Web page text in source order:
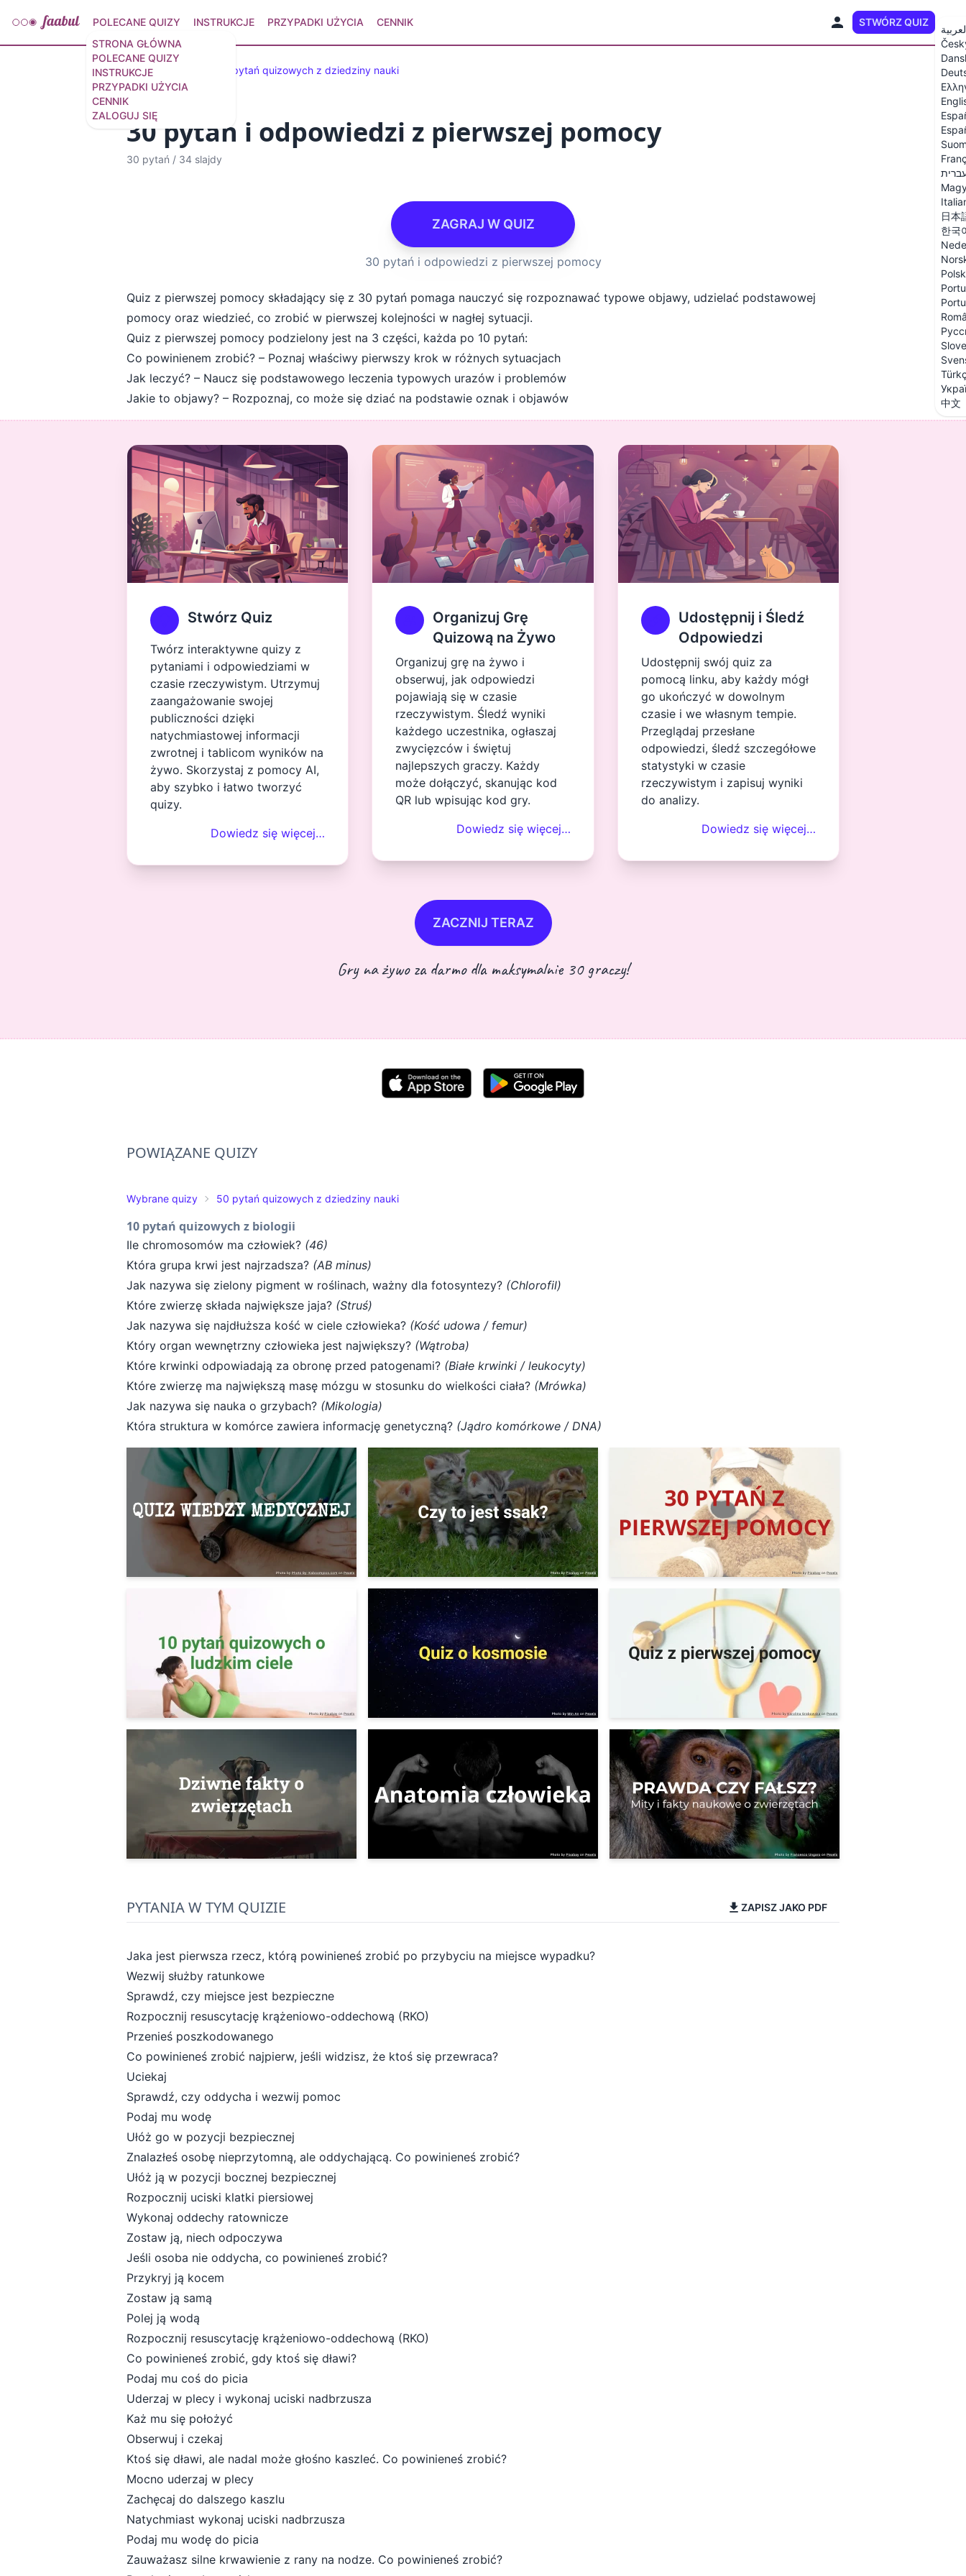
STRONA GŁÓWNA
POLECANE QUIZY
INSTRUKCJE
PRZYPADKI UŻYCIA
CENNIK
ZALOGUJ SIĘ
POLECANE QUIZY INSTRUKCJE PRZYPADKI UŻYCIA CENNIK STWÓRZ QUIZ
日本
한국
中文
Wybrane quizy 50 pytań quizowych z dziedziny nauki
30 pytań i odpowiedzi z pierwszej pomocy
30 pytań / 34 slajdy
ZAGRAJ W QUIZ
30 pytań i odpowiedzi z pierwszej pomocy
Quiz z pierwszej pomocy składający się z 30 pytań pomaga nauczyć się rozpoznawać typowe objawy, udzielać podstawowej
pomocy oraz wiedzieć, co zrobić w pierwszej kolejności w nagłej sytuacji.
Quiz z pierwszej pomocy podzielony jest na 3 części, każda po 10 pytań:
Co powinienem zrobić? – Poznaj właściwy pierwszy krok w różnych sytuacjach
Jak leczyć? – Naucz się podstawowego leczenia typowych urazów i problemów
Jakie to objawy? – Rozpoznaj, co może się dziać na podstawie oznak i objawów
Stwórz Quiz
Twórz interaktywne quizy z
pytaniami i odpowiedziami w
czasie rzeczywistym. Utrzymuj
zaangażowanie swojej
publiczności dzięki
natychmiastowej informacji
zwrotnej i tablicom wyników na
żywo. Skorzystaj z pomocy AI,
aby szybko i łatwo tworzyć
quizy.
Dowiedz się więcej…
Organizuj Grę
Quizową na Żywo
Organizuj grę na żywo i
obserwuj, jak odpowiedzi
pojawiają się w czasie
rzeczywistym. Śledź wyniki
każdego uczestnika, ogłaszaj
zwycięzców i świętuj
najlepszych graczy. Każdy
może dołączyć, skanując kod
QR lub wpisując kod gry.
Dowiedz się więcej…
Udostępnij i Śledź
Odpowiedzi
Udostępnij swój quiz za
pomocą linku, aby każdy mógł
go ukończyć w dowolnym
czasie i we własnym tempie.
Przeglądaj przesłane
odpowiedzi, śledź szczegółowe
statystyki w czasie
rzeczywistym i zapisuj wyniki
do analizy.
Dowiedz się więcej…
ZACZNIJ TERAZ
Gry na żywo za darmo dla maksymalnie 30 graczy!
POWIĄZANE QUIZY
Wybrane quizy 50 pytań quizowych z dziedziny nauki
10 pytań quizowych z biologii
Ile chromosomów ma człowiek? (46)
Która grupa krwi jest najrzadsza? (AB minus)
Jak nazywa się zielony pigment w roślinach, ważny dla fotosyntezy? (Chlorofil)
Które zwierzę składa największe jaja? (Struś)
Jak nazywa się najdłuższa kość w ciele człowieka? (Kość udowa / femur)
Który organ wewnętrzny człowieka jest największy? (Wątroba)
Które krwinki odpowiadają za obronę przed patogenami? (Białe krwinki / leukocyty)
Które zwierzę ma największą masę mózgu w stosunku do wielkości ciała? (Mrówka)
Jak nazywa się nauka o grzybach? (Mikologia)
Która struktura w komórce zawiera informację genetyczną? (Jądro komórkowe / DNA)
PYTANIA W TYM QUIZIE ZAPISZ JAKO PDF
Jaka jest pierwsza rzecz, którą powinieneś zrobić po przybyciu na miejsce wypadku?
Wezwij służby ratunkowe
Sprawdź, czy miejsce jest bezpieczne
Rozpocznij resuscytację krążeniowo-oddechową (RKO)
Przenieś poszkodowanego
Co powinieneś zrobić najpierw, jeśli widzisz, że ktoś się przewraca?
Uciekaj
Sprawdź, czy oddycha i wezwij pomoc
Podaj mu wodę
Ułóż go w pozycji bezpiecznej
Znalazłeś osobę nieprzytomną, ale oddychającą. Co powinieneś zrobić?
Ułóż ją w pozycji bocznej bezpiecznej
Rozpocznij uciski klatki piersiowej
Wykonaj oddechy ratownicze
Zostaw ją, niech odpoczywa
Jeśli osoba nie oddycha, co powinieneś zrobić?
Przykryj ją kocem
Zostaw ją samą
Polej ją wodą
Rozpocznij resuscytację krążeniowo-oddechową (RKO)
Co powinieneś zrobić, gdy ktoś się dławi?
Podaj mu coś do picia
Uderzaj w plecy i wykonaj uciski nadbrzusza
Każ mu się położyć
Obserwuj i czekaj
Ktoś się dławi, ale nadal może głośno kaszleć. Co powinieneś zrobić?
Mocno uderzaj w plecy
Zachęcaj do dalszego kaszlu
Natychmiast wykonaj uciski nadbrzusza
Podaj mu wodę do picia
Zauważasz silne krwawienie z rany na nodze. Co powinieneś zrobić?